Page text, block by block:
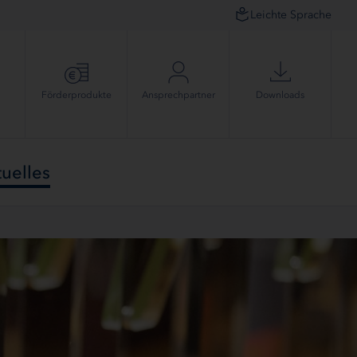
Leichte Sprache
Förder­produkte Ansprech­partner Downloads